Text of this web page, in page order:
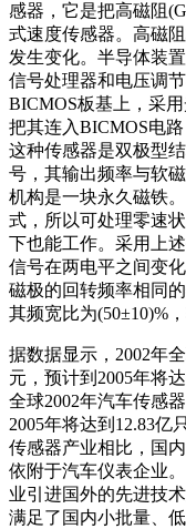
感器，它是把高磁阻
式速度传感器。高磁
发生变化。半导体装
信号处理器和电压调
BICMOS板基上，采
把其连入BICMOS电
这种传感器是双极型
号，其输出频率与软
机构是一块永久磁铁
式，所以可处理零速
下也能工作。采用上
信号在两电平之间变
磁极的回转频率相同
其频宽比为(50±10)%
据数据显示，2002年
元，预计到2005年将
全球2002年汽车传感
2005年将达到12.83亿
传感器产业相比，国
依附于汽车仪表企业
业引进国外的先进技
满足了国内小批量、